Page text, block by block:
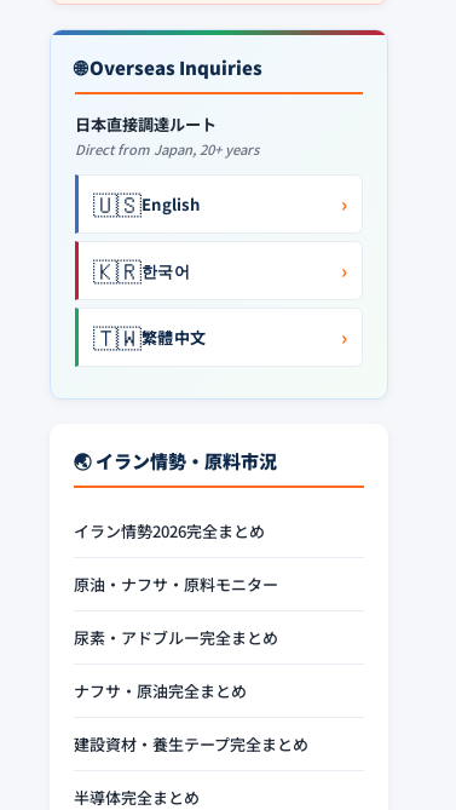
🌐 Overseas Inquiries
日本直接調達ルート
Direct from Japan, 20+ years
🇺🇸English ›
🇰🇷한국어 ›
🇹🇼繁體中文 ›
🌏 イラン情勢・原料市況
イラン情勢2026完全まとめ
原油・ナフサ・原料モニター
尿素・アドブルー完全まとめ
ナフサ・原油完全まとめ
建設資材・養生テープ完全まとめ
半導体完全まとめ